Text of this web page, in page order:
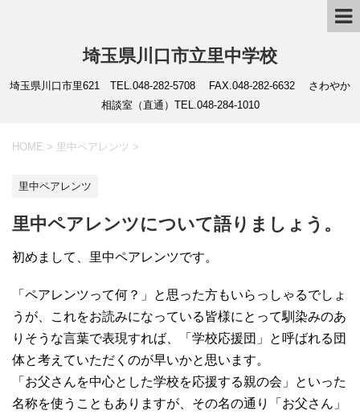
埼玉県川口市立里中学校
埼玉県川口市里621 TEL.048-282-5708 FAX.048-282-6632 さわやか
相談室（直通）TEL.048-284-1010
HOME > 里中ペアレンツ >
里中ペアレンツ
里中ペアレンツについて語りましょう。
初めまして、里中ペアレンツです。
「ペアレンツって何？」と思った方もいらっしゃるでしょ
うが、これをお読みになっている皆様にとって馴染みのあ
りそうな言葉で表現すれば、「学校応援団」と呼ばれる団
体と考えていただくのが早いかと思います。
「お父さんを中心とした学校を応援する親の会」といった
名称を使うこともありますが、その名の通り「お父さん」